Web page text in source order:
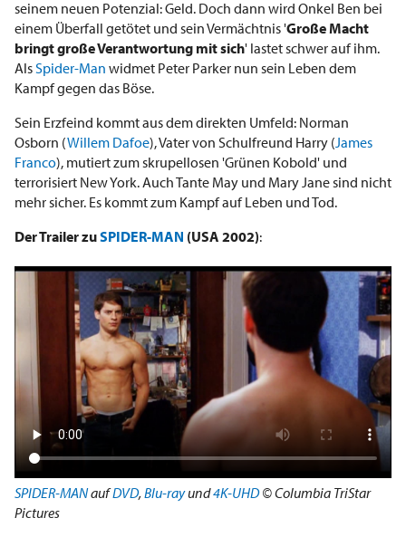
seinem neuen Potenzial: Geld. Doch dann wird Onkel Ben bei
einem Überfall getötet und sein Vermächtnis 'Große Macht
bringt große Verantwortung mit sich' lastet schwer auf ihm.
AlsSpider-Man widmet Peter Parker nun sein Leben dem
Kampf gegen das Böse.
Sein Erzfeind kommt aus dem direkten Umfeld: Norman
Osborn (Willem Dafoe), Vater von Schulfreund Harry (James
Franco), mutiert zum skrupellosen 'Grünen Kobold' und
terrorisiert New York. Auch Tante May und Mary Jane sind nicht
mehr sicher. Es kommt zum Kampf auf Leben und Tod.
Der Trailer zuSPIDER-MAN (USA 2002):
SPIDER-MANaufDVD,Blu-rayund4K-UHD© Columbia TriStar
Pictures